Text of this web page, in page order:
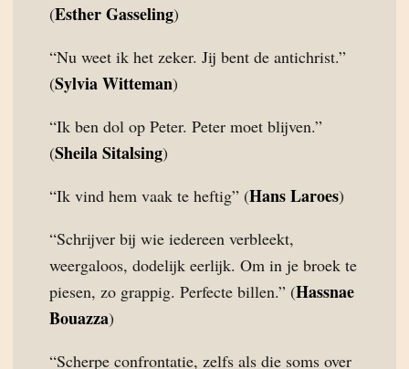
(Esther Gasseling)
“Nu weet ik het zeker. Jij bent de antichrist.”
(Sylvia Witteman)
“Ik ben dol op Peter. Peter moet blijven.”
(Sheila Sitalsing)
“Ik vind hem vaak te heftig” (Hans Laroes)
“Schrijver bij wie iedereen verbleekt,
weergaloos, dodelijk eerlijk. Om in je broek te
piesen, zo grappig. Perfecte billen.” (Hassnae
Bouazza)
“Scherpe confrontatie, zelfs als die soms over